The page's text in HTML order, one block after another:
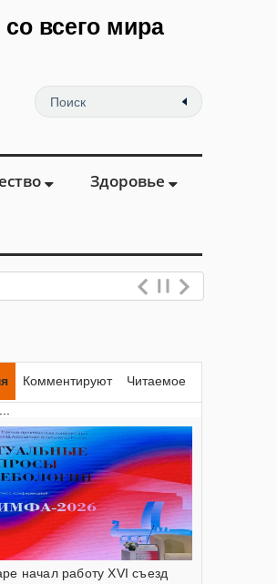
всего мира
Здоровье
Комментируют
Читаемое
начал работу XVI съезд